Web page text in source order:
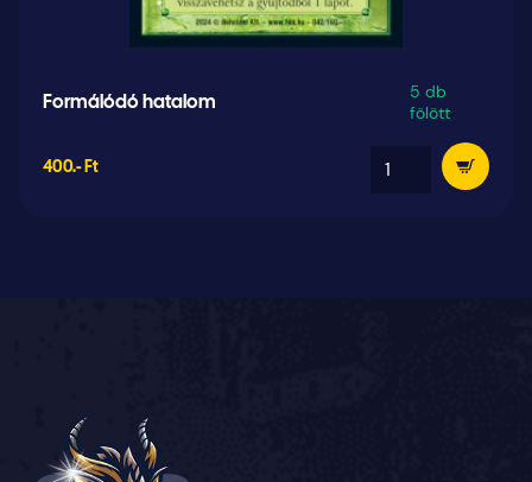
Formálódó hatalom
5 db
fölött
400.- Ft